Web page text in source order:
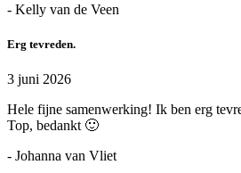
- Kelly van de Veen
Erg tevreden.
3 juni 2026
Hele fijne samenwerking! Ik ben erg
Top, bedankt 🙂
- Johanna van Vliet